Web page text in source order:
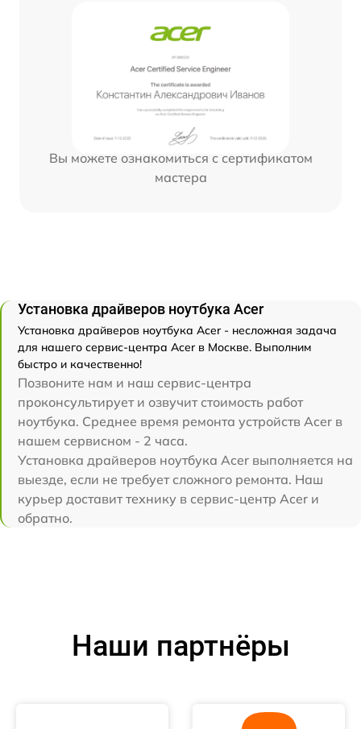
Вы можете ознакомиться с сертификатом
мастера
Установка драйверов ноутбука Acer
Установка драйверов ноутбука Acer - несложная задача
для нашего сервис-центра Acer в Москве. Выполним
быстро и качественно!
Позвоните нам и наш сервис-центра
проконсультирует и озвучит стоимость работ
ноутбука. Среднее время ремонта устройств Acer в
нашем сервисном - 2 часа.
Установка драйверов ноутбука Acer выполняется на
выезде, если не требует сложного ремонта. Наш
курьер доставит технику в сервис-центр Acer и
обратно.
Наши партнёры